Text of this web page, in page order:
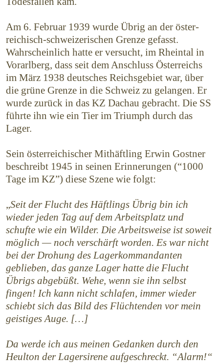
Am 6. Februar 1939 wurde Übrig an der öster­
reichisch-schweizerischen Grenze gefasst.
Wahrscheinlich hatte er versucht, im Rheintal in
Vorarlberg, dass seit dem Anschluss Österreichs
im März 1938 deutsches Reichsgebiet war, über
die grüne Grenze in die Schweiz zu gelangen. Er
wurde zurück in das KZ Dachau gebracht. Die SS
führte ihn wie ein Tier im Triumph durch das
Lager.
Sein österreichischer Mithäftling Erwin Gostner
beschreibt 1945 in seinen Erinnerungen (“1000
Tage im KZ”) diese Szene wie folgt:
„Seit der Flucht des Häftlings Übrig bin ich
wieder jeden Tag auf dem Arbeitsplatz und
schufte wie ein Wilder. Die Arbeitsweise ist soweit
möglich — noch verschärft worden. Es war nicht
bei der Drohung des Lagerkommandanten
geblieben, das ganze Lager hatte die Flucht
Übrigs abgebüßt. Wehe, wenn sie ihn selbst
fingen! Ich kann nicht schlafen, immer wieder
schiebt sich das Bild des Flüchtenden vor mein
geistiges Auge. […]
Da werde ich aus meinen Gedanken durch den
Heulton der Lagersirene aufgeschreckt. “Alarm!“